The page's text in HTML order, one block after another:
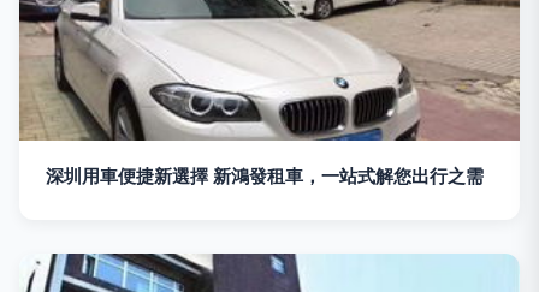
深圳用車便捷新選擇 新鴻發租車，一站式解您出行之需